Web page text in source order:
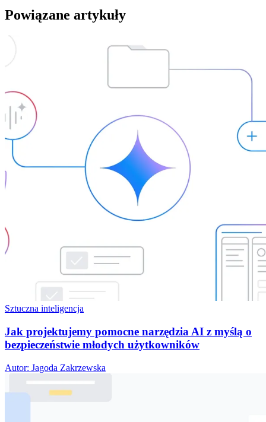
Powiązane artykuły
Sztuczna inteligencja
Jak projektujemy pomocne narzędzia AI z myślą o
bezpieczeństwie młodych użytkowników
Autor: Jagoda Zakrzewska